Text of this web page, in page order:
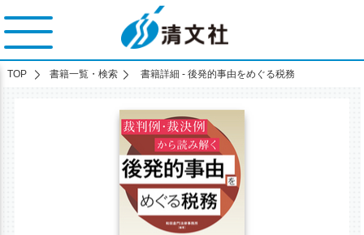
TOP 書籍一覧・検索 書籍詳細 - 後発的事由をめぐる税務